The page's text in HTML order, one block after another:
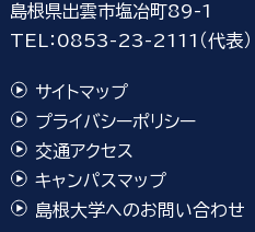
島根県出雲市塩冶町89-1
TEL：0853-23-2111（代表）
サイトマップ
プライバシーポリシー
交通アクセス
キャンパスマップ
島根大学へのお問い合わせ